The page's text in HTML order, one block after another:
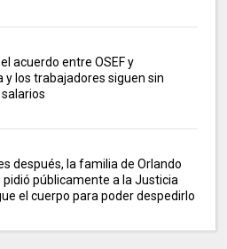
acuerdo entre OSEF y
los trabajadores siguen sin
después, la familia de Orlando
pidió públicamente a la Justicia
el cuerpo para poder despedirlo